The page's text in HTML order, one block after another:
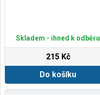
Skladem - ihned k odběru
215 Kč
Do košíku